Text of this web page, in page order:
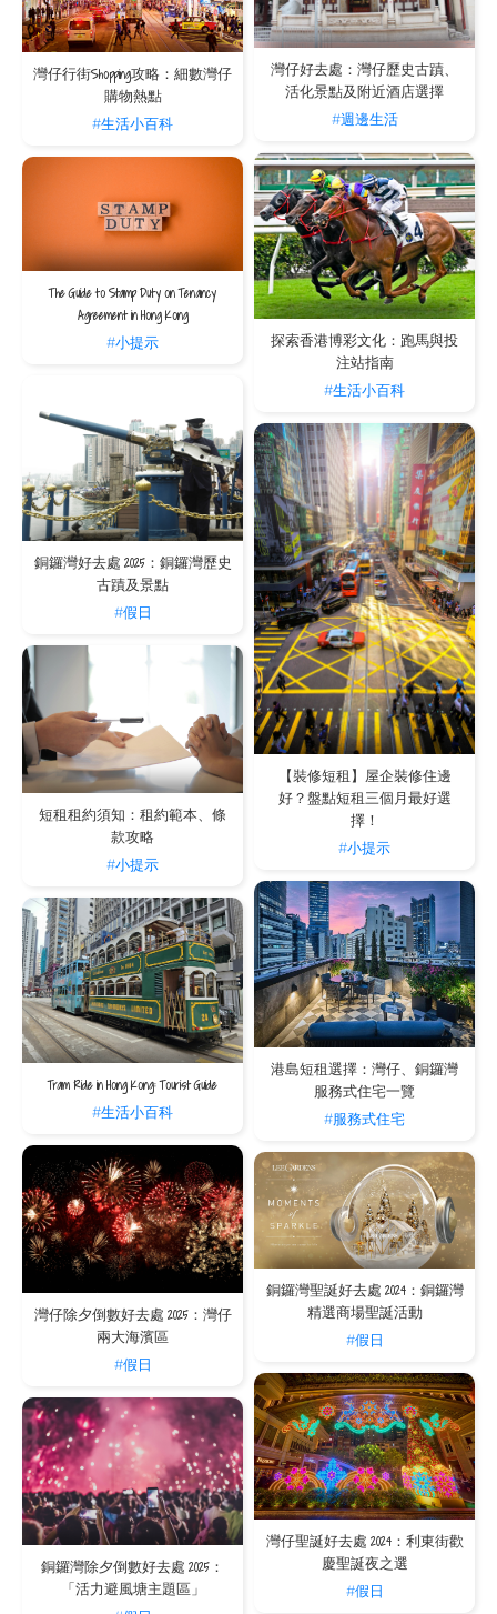
灣仔好去處：灣仔歷史古蹟、
活化景點及附近酒店選擇
#週邊生活
灣仔行街Shopping攻略：細數灣仔
購物熱點
#生活小百科
探索香港博彩文化：跑馬與投
注站指南
#生活小百科
The Guide to Stamp Duty on Tenancy
Agreement in Hong Kong
#小提示
銅鑼灣好去處 2025：銅鑼灣歷史
古蹟及景點
#假日
【裝修短租】屋企裝修住邊
好？盤點短租三個月最好選
擇！
#小提示
短租租約須知：租約範本、條
款攻略
#小提示
港島短租選擇：灣仔、銅鑼灣
服務式住宅一覽
#服務式住宅
Tram Ride in Hong Kong: Tourist Guide
#生活小百科
灣仔除夕倒數好去處 2025：灣仔
兩大海濱區
#假日
銅鑼灣聖誕好去處 2024：銅鑼灣
精選商場聖誕活動
#假日
灣仔聖誕好去處 2024：利東街歡
慶聖誕夜之選
#假日
銅鑼灣除夕倒數好去處 2025：
「活力避風塘主題區」